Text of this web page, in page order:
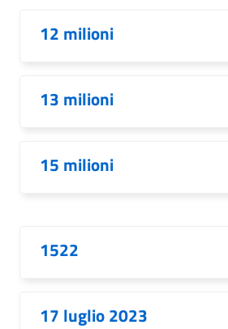
12 milioni
13 milioni
15 milioni
1522
17 luglio 2023